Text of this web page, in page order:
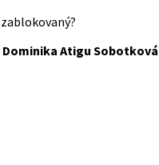
zablokovaný?
Dominika Atigu Sobotková